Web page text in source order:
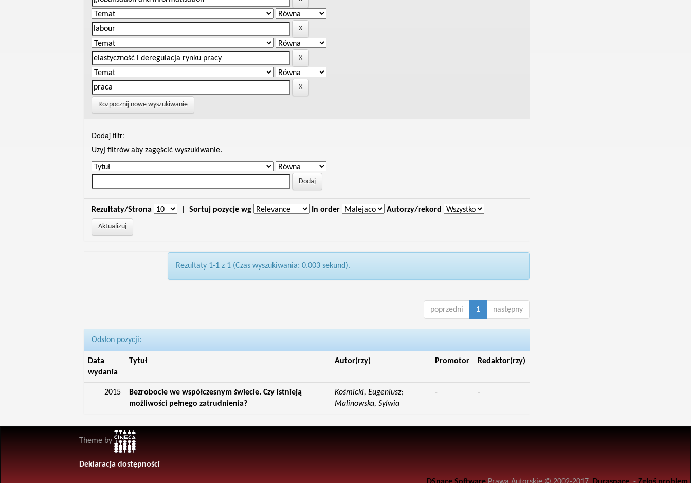
Rozpocznij nowe wyszukiwanie
Dodaj filtr:
Uzyj filtrów aby zagęścić wyszukiwanie.
Rezultaty/Strona Sortuj pozycje wg In order Autorzy/rekord
Rezultaty 1-1 z 1 (Czas wyszukiwania: 0.003 sekund).
poprzedni 1 następny
Odsłon pozycji:
Data
wydania
Tytuł Autor(rzy) Promotor Redaktor(rzy)
2015
Bezrobocie we współczesnym świecie. Czy istnieją
możliwości pełnego zatrudnienia?
Kośmicki, Eugeniusz;
Malinowska, Sylwia
- -
Theme by
Deklaracja dostępności